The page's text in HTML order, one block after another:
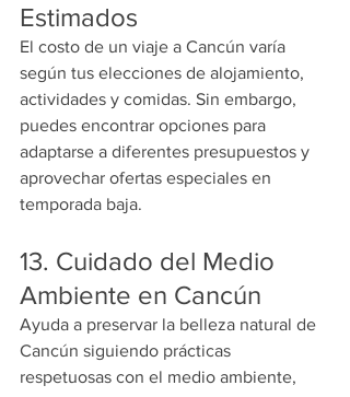
Estimados
El costo de un viaje a Cancún varía
según tus elecciones de alojamiento,
actividades y comidas. Sin embargo,
puedes encontrar opciones para
adaptarse a diferentes presupuestos y
aprovechar ofertas especiales en
temporada baja.
13. Cuidado del Medio
Ambiente en Cancún
Ayuda a preservar la belleza natural de
Cancún siguiendo prácticas
respetuosas con el medio ambiente,